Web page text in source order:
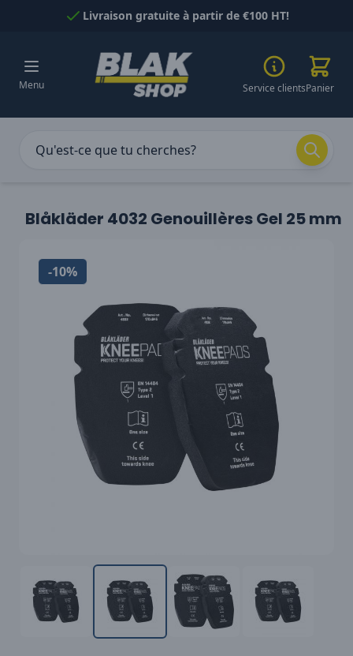
Passer au contenuLivraison gratuite à partir de €100 HT!
Menu Service clientsPanier
Blåkläder 4032 Genouillères Gel 25 mm
-10%